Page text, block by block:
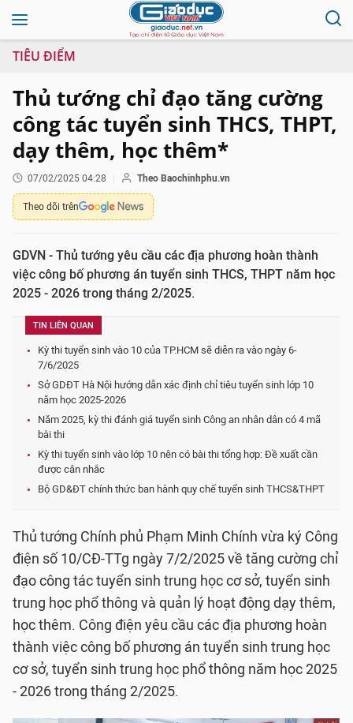
TIÊU ĐIỂM
Thủ tướng chỉ đạo tăng cường
công tác tuyển sinh THCS, THPT,
dạy thêm, học thêm*
07/02/2025 04:28 Theo Baochinhphu.vn
Theo dõi trên
GDVN - Thủ tướng yêu cầu các địa phương hoàn thành
việc công bố phương án tuyển sinh THCS, THPT năm học
2025 - 2026 trong tháng 2/2025.
TIN LIÊN QUAN
Kỳ thi tuyển sinh vào 10 của TP.HCM sẽ diễn ra vào ngày 6-
7/6/2025
Sở GDĐT Hà Nội hướng dẫn xác định chỉ tiêu tuyển sinh lớp 10
năm học 2025-2026
Năm 2025, kỳ thi đánh giá tuyển sinh Công an nhân dân có 4 mã
bài thi
Kỳ thi tuyển sinh vào lớp 10 nên có bài thi tổng hợp: Đề xuất cần
được cân nhắc
Bộ GD&ĐT chính thức ban hành quy chế tuyển sinh THCS&THPT
Thủ tướng Chính phủ Phạm Minh Chính vừa ký Công
điện số 10/CĐ-TTg ngày 7/2/2025 về tăng cường chỉ
đạo công tác tuyển sinh trung học cơ sở, tuyển sinh
trung học phổ thông và quản lý hoạt động dạy thêm,
học thêm. Công điện yêu cầu các địa phương hoàn
thành việc công bố phương án tuyển sinh trung học
cơ sở, tuyển sinh trung học phổ thông năm học 2025
- 2026 trong tháng 2/2025.